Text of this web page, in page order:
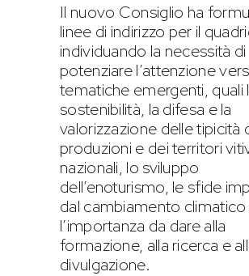
Il nuovo Consiglio ha
linee di indirizzo per il
individuando la necessità di
potenziare l’attenzione
tematiche emergenti, quali
sostenibilità, la difesa e la
valorizzazione delle tipicità
produzioni e dei territori
nazionali, lo sviluppo
dell’enoturismo, le sfide
dal cambiamento
l’importanza da dare alla
formazione, alla ricerca e
divulgazione.